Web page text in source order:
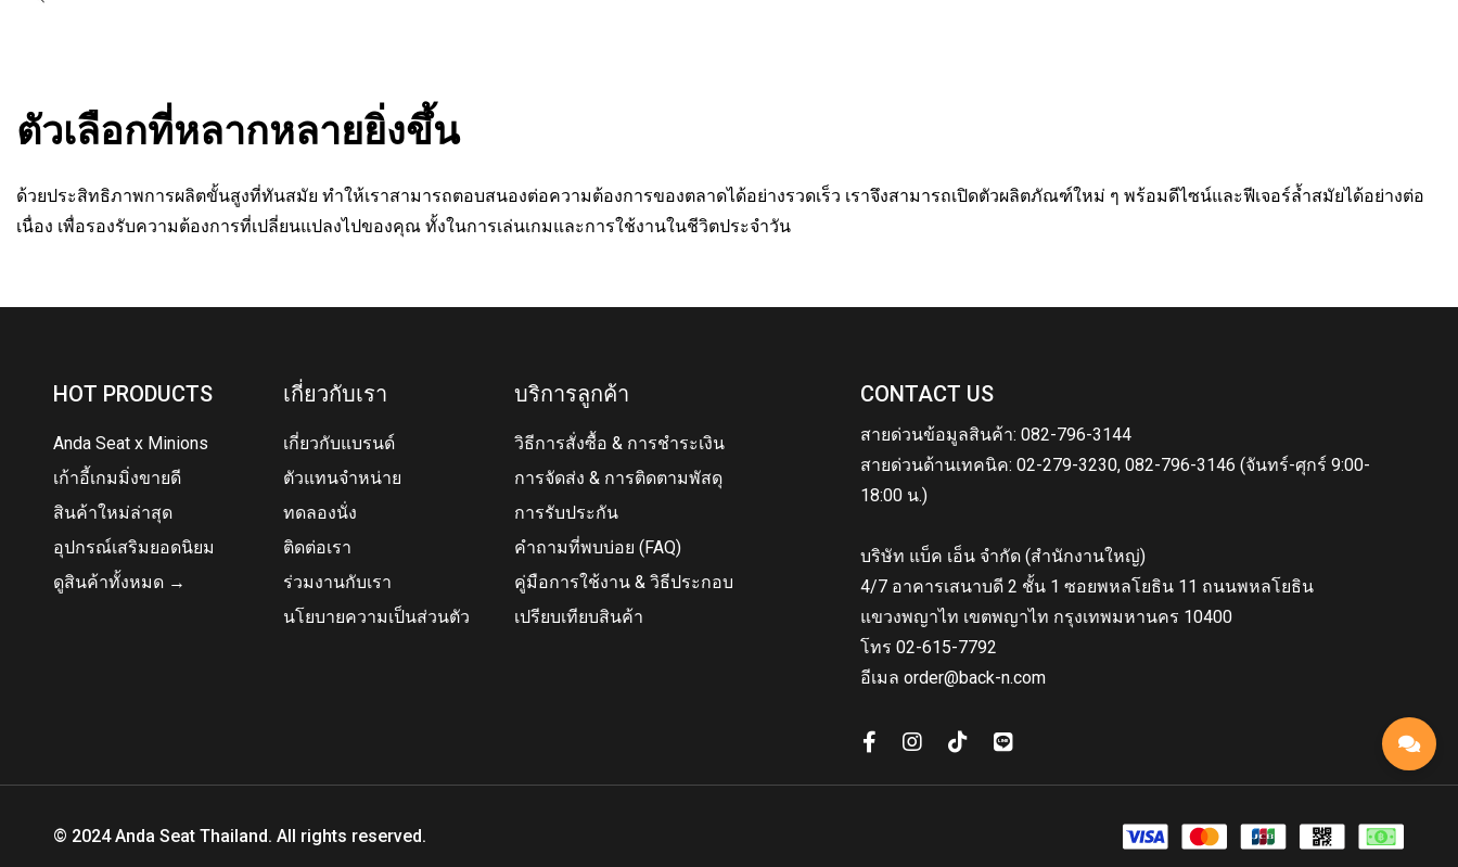
ตัวเลือกที่หลากหลายยิ่งขึ้น
ด้วยประสิทธิภาพการผลิตขั้นสูงที่ทันสมัย ทำให้เราสามารถตอบสนองต่อความต้องการของตลาดได้อย่างรวดเร็ว เราจึงสามารถเปิดตัวผลิตภัณฑ์ใหม่ ๆ พร้อมดีไซน์และฟีเจอร์ล้ำสมัยได้อย่างต่อ
เนื่อง เพื่อรองรับความต้องการที่เปลี่ยนแปลงไปของคุณ ทั้งในการเล่นเกมและการใช้งานในชีวิตประจำวัน
HOT PRODUCTS
Anda Seat x Minions
เก้าอี้เกมมิ่งขายดี
สินค้าใหม่ล่าสุด
อุปกรณ์เสริมยอดนิยม
ดูสินค้าทั้งหมด →
เกี่ยวกับเรา
เกี่ยวกับแบรนด์
ตัวแทนจำหน่าย
ทดลองนั่ง
ติดต่อเรา
ร่วมงานกับเรา
นโยบายความเป็นส่วนตัว
บริการลูกค้า
วิธีการสั่งซื้อ & การชำระเงิน
การจัดส่ง & การติดตามพัสดุ
การรับประกัน
คำถามที่พบบ่อย (FAQ)
คู่มือการใช้งาน & วิธีประกอบ
เปรียบเทียบสินค้า
CONTACT US
สายด่วนข้อมูลสินค้า: 082-796-3144
สายด่วนด้านเทคนิค: 02-279-3230, 082-796-3146 (จันทร์-ศุกร์ 9:00-
18:00 น.)
บริษัท แบ็ค เอ็น จำกัด (สำนักงานใหญ่)
4/7 อาคารเสนาบดี 2 ชั้น 1 ซอยพหลโยธิน 11 ถนนพหลโยธิน
แขวงพญาไท เขตพญาไท กรุงเทพมหานคร 10400
โทร 02-615-7792
อีเมล order@back-n.com
© 2024 Anda Seat Thailand. All rights reserved.